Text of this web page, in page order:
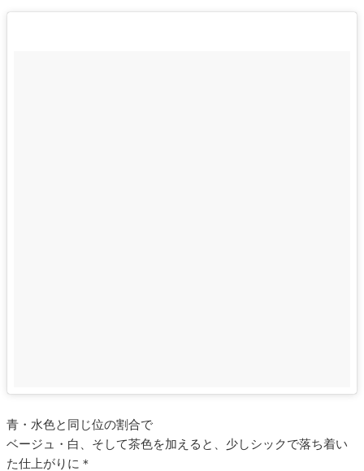
青・水色と同じ位の割合で
ベージュ・白、そして茶色を加えると、少しシックで落ち着い
た仕上がりに＊